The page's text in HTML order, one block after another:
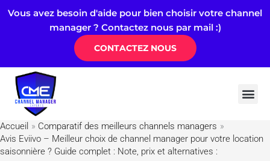
Vous avez besoin d'aide pour bien choisir votre channel
manager ? Contactez nous par mail :)
CONTACTEZ NOUS
Accueil
Comparatif des meilleurs channels managers
Avis Eviivo – Meilleur choix de channel manager pour votre location
saisonnière ? Guide complet : Note, prix et alternatives :